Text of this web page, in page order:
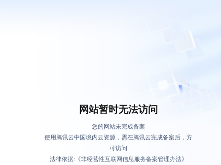
网站暂时无法访问
您的网站未完成备案
使用腾讯云中国境内云资源，需在腾讯云完成备案后，方
可访问
法律依据:《非经营性互联网信息服务备案管理办法》